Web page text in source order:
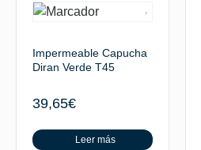
Impermeable Capucha
Diran Verde T45
39,65€
Leer más